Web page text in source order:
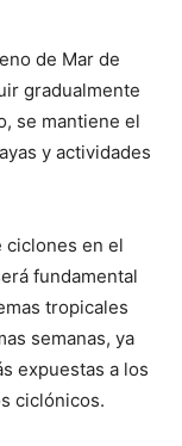
de Mar de
gradualmente
se mantiene el
y actividades
ciclones en el
fundamental
tropicales
semanas, ya
expuestas a los
ciclónicos.